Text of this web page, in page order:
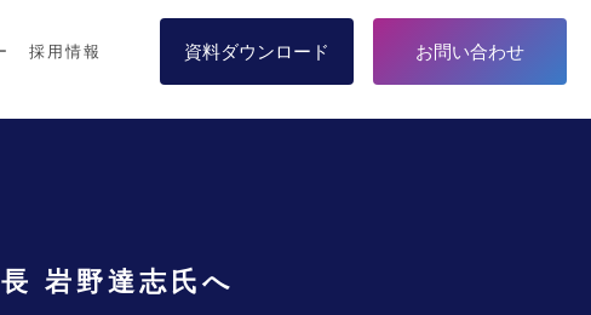
採用情報 資料ダウンロード お問い合わせ
岩野達志氏へ